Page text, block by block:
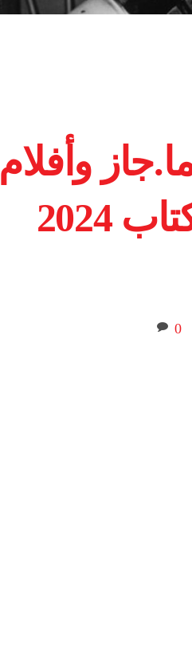
وأفلام
) يقام بالتزامن مع معرض الكتاب 2024
0